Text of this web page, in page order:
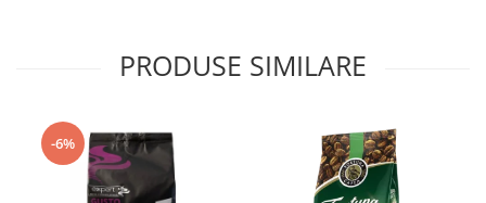
PRODUSE SIMILARE
-6%